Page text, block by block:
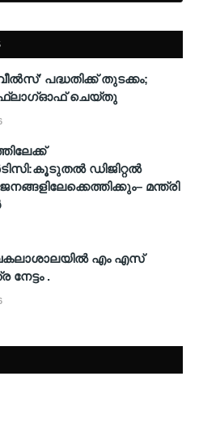
പദ്ധതിക്ക് തുടക്കം;
ഫ്ലാഗ്ഓഫ് ചെയ്തു
ഡിജിറ്റൽ
മന്ത്രി
എം എസ്
.